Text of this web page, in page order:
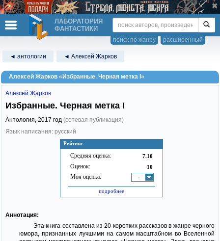
ЛАБОРАТОРИЯ
ФАНТАСТИКИ
расширенный
поиск по жанру
◄ антологии ◄ Алексей Жарков
Алексей Жарков «Избранные. Черная метка I»
Рейтинг
Средняя оценка: 7.10
Оценок: 10
Моя оценка: -
подробнее
Алексей Жарков
Избранные. Черная метка I
Антология, 2017 год (сетевая публикация)
Язык написания: русский
Аннотация:
Эта книга составлена из 20 коротких рассказов в жанре черного
юмора, признанных лучшими на самом масштабном во Вселенной